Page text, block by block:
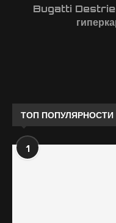
Bugatti
ТОП ПОПУЛЯРНОСТИ
1